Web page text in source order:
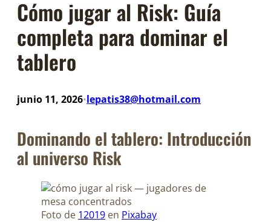
Cómo jugar al Risk: Guía
completa para dominar el
tablero
junio 11, 2026•lepatis38@hotmail.com
Dominando el tablero: Introducción
al universo Risk
Foto de 12019 en Pixabay